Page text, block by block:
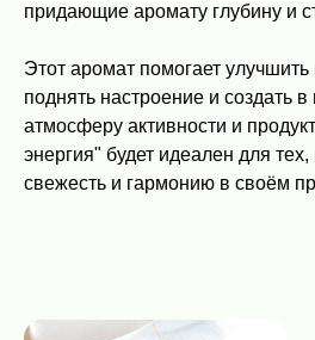
придающие аромату глубину и
Этот аромат помогает
поднять настроение и создать
атмосферу активности и
энергия" будет идеален для тех,
свежесть и гармонию в своём